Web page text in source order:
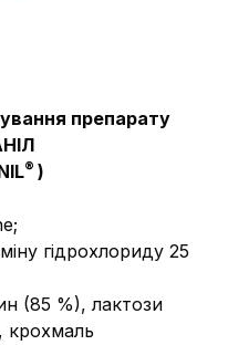
препарату
® )
гідрохлориду 25
(85 %), лактози
крохмаль